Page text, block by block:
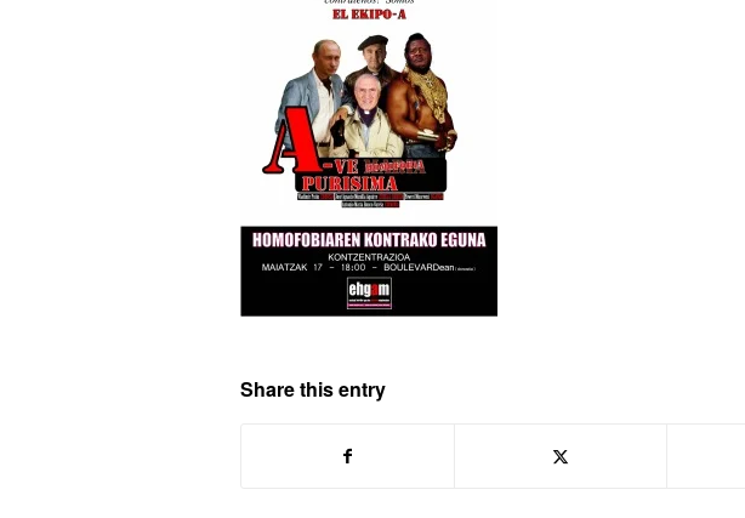
Share this entry